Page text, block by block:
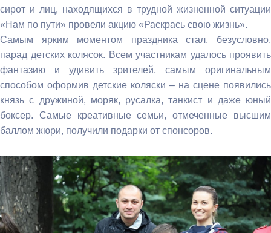
сирот и лиц, находящихся в трудной жизненной ситуации
«Нам по пути» провели акцию «Раскрась свою жизнь».
Самым ярким моментом праздника стал, безусловно,
парад детских колясок. Всем участникам удалось проявить
фантазию и удивить зрителей, самым оригинальным
способом оформив детские коляски – на сцене появились
князь с дружиной, моряк, русалка, танкист и даже юный
боксер. Самые креативные семьи, отмеченные высшим
баллом жюри, получили подарки от спонсоров.